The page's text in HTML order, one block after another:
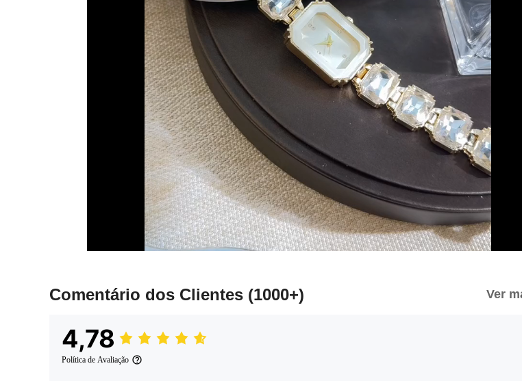
Comentário dos Clientes (1000+) Ver
4,78
Política de Avaliação